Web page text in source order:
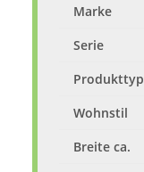
Marke
Serie
Produkttyp
Wohnstil
Breite ca.